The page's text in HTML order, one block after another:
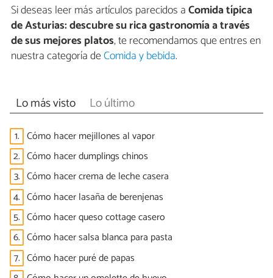
Si deseas leer más artículos parecidos aComida típica
de Asturias: descubre su rica gastronomía a través
de sus mejores platos, te recomendamos que entres en
nuestra categoría deComida y bebida.
Lo más visto Lo último
1. Cómo hacer mejillones al vapor
2. Cómo hacer dumplings chinos
3. Cómo hacer crema de leche casera
4. Cómo hacer lasaña de berenjenas
5. Cómo hacer queso cottage casero
6. Cómo hacer salsa blanca para pasta
7. Cómo hacer puré de papas